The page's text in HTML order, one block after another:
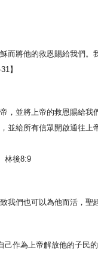
而將他的救恩賜給我們
】
，並將上帝的救恩賜給
並給所有信眾開啟通往上
林後8:9
我們也可以為他而活，
己作為上帝解放他的子民